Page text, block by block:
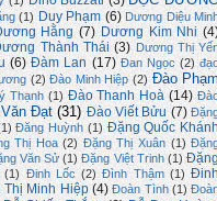
(1) Duy Phạm (6) Dương Diệu
Hằng (7) Dương Kim Nhi
Thành Thái (3) Dương Thị
(6) Đàm Lan (17) Đan Ngọc (2)
(2) Đào Minh Hiệp (2) Đào
Thạnh (1) Đào Thanh Hoà (14)
Đạt (31) Đào Viết Bửu (7)
Đăng Huỳnh (1) Đặng Quốc
Thị Hoa (2) Đặng Thị Xuân (1)
Văn Sử (1) Đặng Việt Trinh (1)
(1) Đinh Lốc (2) Đình Thậm (1)
Thị Minh Hiệp (4) Đoàn Tình (1)